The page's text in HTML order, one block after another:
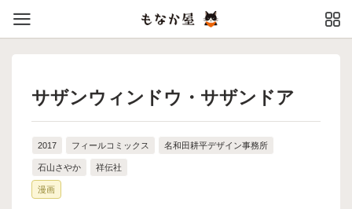
サザンウィンドウ・サザンドア
2017 フィールコミックス 名和田耕平デザイン事務所
石山さやか 祥伝社
漫画